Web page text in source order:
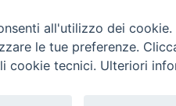
all'utilizzo dei
le tue preferenze.
cookie tecnici. Ulteriori